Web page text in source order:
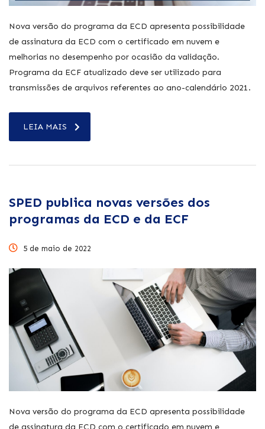
Nova versão do programa da ECD apresenta possibilidade
de assinatura da ECD com o certificado em nuvem e
melhorias no desempenho por ocasião da validação.
Programa da ECF atualizado deve ser utilizado para
transmissões de arquivos referentes ao ano-calendário 2021.
LEIA MAIS
SPED publica novas versões dos
programas da ECD e da ECF
5 de maio de 2022
Nova versão do programa da ECD apresenta possibilidade
de assinatura da ECD com o certificado em nuvem e